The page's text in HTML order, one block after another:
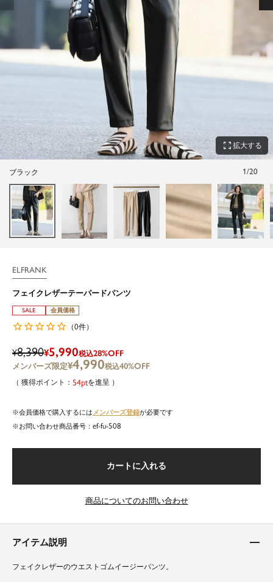
zoom_out_map 拡大する
ブラック 1/20
ELFRANK
フェイクレザーテーパードパンツ
SALE 会員価格
（0件）
¥8,390¥5,990税込28%OFF
¥4,990税込40%OFF
54 を進呈
会員価格で購入するには メンバーズ登録が必要です
商品番号
ef-fu-508
カートに入れる
商品についてのお問い合わせ
アイテム説明
フェイクレザーのウエストゴムイージーパンツ。